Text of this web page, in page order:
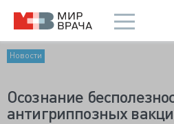
Новости
Осознание
антигриппозных